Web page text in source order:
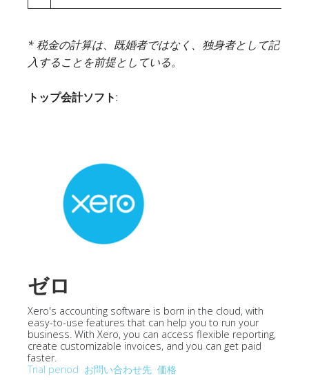
* 税金の計算は、既婚者ではなく、独身者として記
入することを前提としている。
トップ会計ソフト:
ゼロ
Xero's accounting software is born in the cloud, with
easy-to-use features that can help you to run your
business. With Xero, you can access flexible reporting,
create customizable invoices, and you can get paid
faster.
Trial period お問い合わせ先 価格